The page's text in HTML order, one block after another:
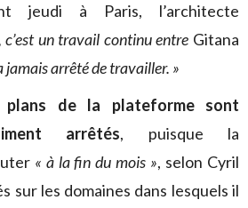
jeudi à Paris, l’architecte
c’est un travail continu entre Gitana
jamais arrêté de travailler. »
plans de la plateforme sont
arrêtés, puisque la
« à la fin du mois », selon Cyril
sur les domaines dans lesquels il